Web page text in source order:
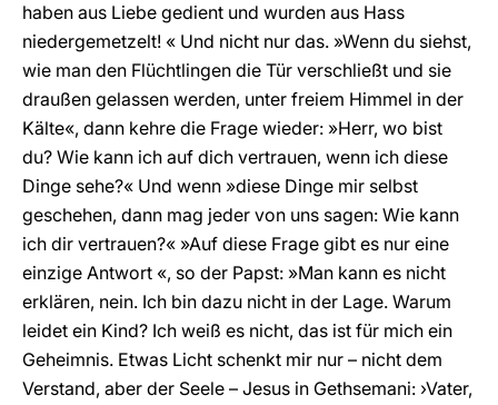
haben aus Liebe gedient und wurden aus Hass
niedergemetzelt! « Und nicht nur das. »Wenn du siehst,
wie man den Flüchtlingen die Tür verschließt und sie
draußen gelassen werden, unter freiem Himmel in der
Kälte«, dann kehre die Frage wieder: »Herr, wo bist
du? Wie kann ich auf dich vertrauen, wenn ich diese
Dinge sehe?« Und wenn »diese Dinge mir selbst
geschehen, dann mag jeder von uns sagen: Wie kann
ich dir vertrauen?« »Auf diese Frage gibt es nur eine
einzige Antwort «, so der Papst: »Man kann es nicht
erklären, nein. Ich bin dazu nicht in der Lage. Warum
leidet ein Kind? Ich weiß es nicht, das ist für mich ein
Geheimnis. Etwas Licht schenkt mir nur – nicht dem
Verstand, aber der Seele – Jesus in Gethsemani: ›Vater,